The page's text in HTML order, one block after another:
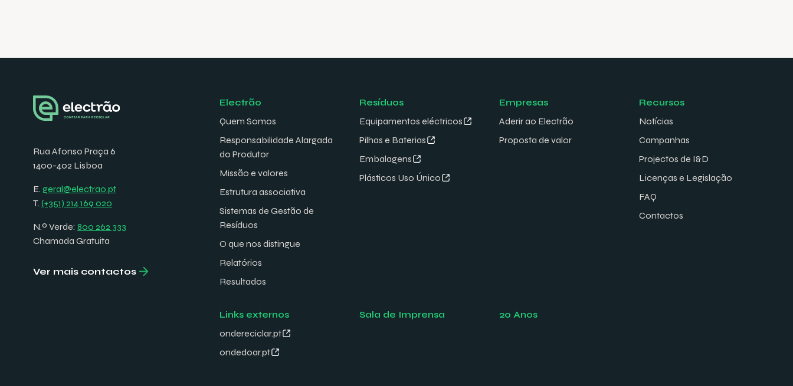
Rua Afonso Praça 6
1400-402 Lisboa
E. geral@electrao.pt
T. (+351) 214 169 020
N.º Verde: 800 262 333
Chamada Gratuita
Ver mais contactos
Electrão
Quem Somos
Responsabilidade Alargada
do Produtor
Missão e valores
Estrutura associativa
Sistemas de Gestão de
Resíduos
O que nos distingue
Relatórios
Resultados
Resíduos
Equipamentos eléctricos
Pilhas e Baterias
Embalagens
Plásticos Uso Único
Empresas
Aderir ao Electrão
Proposta de valor
Recursos
Notícias
Campanhas
Projectos de I&D
Licenças e Legislação
FAQ
Contactos
Links externos
ondereciclar.pt
ondedoar.pt
Sala de Imprensa 20 Anos